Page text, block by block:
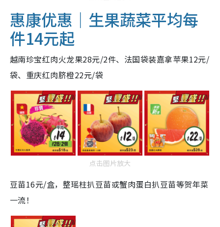
惠康优惠｜生果蔬菜平均每
件14元起
越南珍宝红肉火龙果28元/2件、法国袋装嘉拿苹果12元/
袋、重庆红肉脐橙22元/袋
点击图片放大
豆苗16元/盒，整瑶柱扒豆苗或蟹肉蛋白扒豆苗等贺年菜
一流！